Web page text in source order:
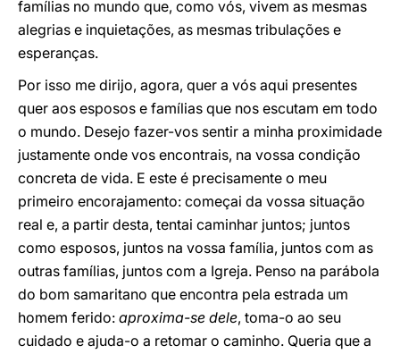
famílias no mundo que, como vós, vivem as mesmas
alegrias e inquietações, as mesmas tribulações e
esperanças.
Por isso me dirijo, agora, quer a vós aqui presentes
quer aos esposos e famílias que nos escutam em todo
o mundo. Desejo fazer-vos sentir a minha proximidade
justamente onde vos encontrais, na vossa condição
concreta de vida. E este é precisamente o meu
primeiro encorajamento: começai da vossa situação
real e, a partir desta, tentai caminhar juntos; juntos
como esposos, juntos na vossa família, juntos com as
outras famílias, juntos com a Igreja. Penso na parábola
do bom samaritano que encontra pela estrada um
homem ferido: aproxima-se dele, toma-o ao seu
cuidado e ajuda-o a retomar o caminho. Queria que a